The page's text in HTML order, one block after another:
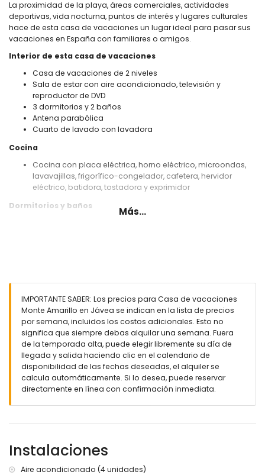
La proximidad de la playa, áreas comerciales, actividades
deportivas, vida nocturna, puntos de interés y lugares culturales
hace de esta casa de vacaciones un lugar ideal para pasar sus
vacaciones en España con familiares o amigos.
Interior de esta casa de vacaciones
Casa de vacaciones de 2 niveles
Sala de estar con aire acondicionado, televisión y
reproductor de DVD
3 dormitorios y 2 baños
Antena parabólica
Cuarto de lavado con lavadora
Cocina
Cocina con placa eléctrica, horno eléctrico, microondas,
lavavajillas, frigorífico-congelador, cafetera, hervidor
eléctrico, batidora, tostadora y exprimidor
Dormitorios y baños
Jardín con grava, árboles y muebles de jardín con
tumbonas
3 terrazas, de las cuales 1 está cubierta
Barbacoa
Zona de estar exterior y zona de comedor exterior
2 plazas de aparcamiento comunitarias
Más información
la casa)
kilómetros de la casa)
Puerto más cercano: Duanes del Mar, Jávea (a menos de 10
Más...
IMPORTANTE SABER: Los precios para Casa de vacaciones
Monte Amarillo en Jávea se indican en la lista de precios
por semana, incluidos los costos adicionales. Esto no
significa que siempre debas alquilar una semana. Fuera
de la temporada alta, puede elegir libremente su día de
llegada y salida haciendo clic en el calendario de
disponibilidad de las fechas deseadas, el alquiler se
calcula automáticamente. Si lo desea, puede reservar
directamente en línea con confirmación inmediata.
Instalaciones
Aire acondicionado (4 unidades)